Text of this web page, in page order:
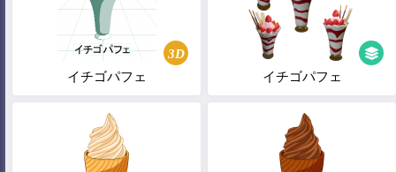
3D
イチゴパフェ イチゴパフェ